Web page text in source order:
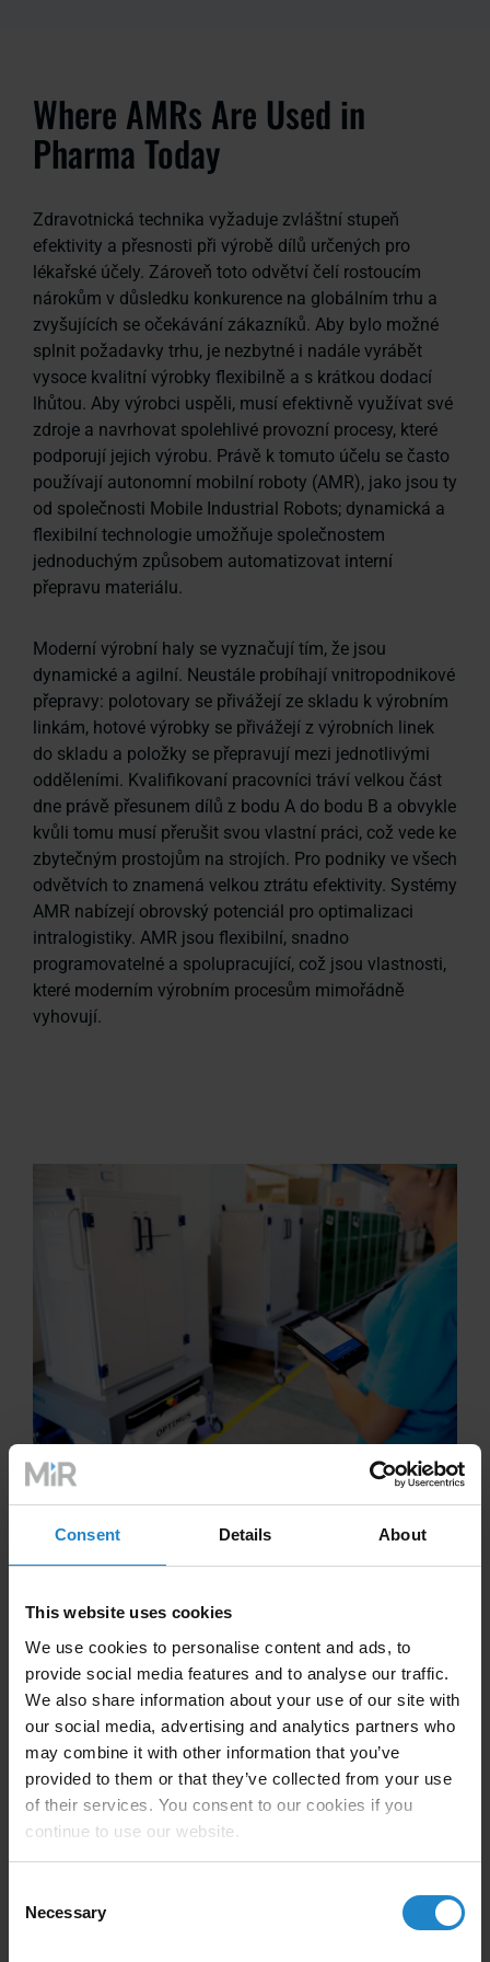
Consent Details About
This website uses cookies
We use cookies to personalise content and ads, to
provide social media features and to analyse our traffic.
We also share information about your use of our site with
our social media, advertising and analytics partners who
may combine it with other information that you’ve
provided to them or that they’ve collected from your use
of their services. You consent to our cookies if you
continue to use our website.
Selection
Necessary
Where AMRs Are Used in
Pharma Today
Zdravotnická technika vyžaduje zvláštní stupeň
efektivity a přesnosti při výrobě dílů určených pro
lékařské účely. Zároveň toto odvětví čelí rostoucím
nárokům v důsledku konkurence na globálním trhu a
zvyšujících se očekávání zákazníků. Aby bylo možné
splnit požadavky trhu, je nezbytné i nadále vyrábět
vysoce kvalitní výrobky flexibilně a s krátkou dodací
lhůtou. Aby výrobci uspěli, musí efektivně využívat své
zdroje a navrhovat spolehlivé provozní procesy, které
podporují jejich výrobu. Právě k tomuto účelu se často
používají autonomní mobilní roboty (AMR), jako jsou ty
od společnosti Mobile Industrial Robots; dynamická a
flexibilní technologie umožňuje společnostem
jednoduchým způsobem automatizovat interní
přepravu materiálu.
Moderní výrobní haly se vyznačují tím, že jsou
dynamické a agilní. Neustále probíhají vnitropodnikové
přepravy: polotovary se přivážejí ze skladu k výrobním
linkám, hotové výrobky se přivážejí z výrobních linek
do skladu a položky se přepravují mezi jednotlivými
odděleními. Kvalifikovaní pracovníci tráví velkou část
dne právě přesunem dílů z bodu A do bodu B a obvykle
kvůli tomu musí přerušit svou vlastní práci, což vede ke
zbytečným prostojům na strojích. Pro podniky ve všech
odvětvích to znamená velkou ztrátu efektivity. Systémy
AMR nabízejí obrovský potenciál pro optimalizaci
intralogistiky. AMR jsou flexibilní, snadno
programovatelné a spolupracující, což jsou vlastnosti,
které moderním výrobním procesům mimořádně
vyhovují.
The Role of Collaborative
Robots in Pharma
Člověk a robot pracují vedle
sebe
Zatímco tradiční automatizovaně řízená vozidla (AGV)
kolejnice, roboty AMR, jako jsou roboty MIR,